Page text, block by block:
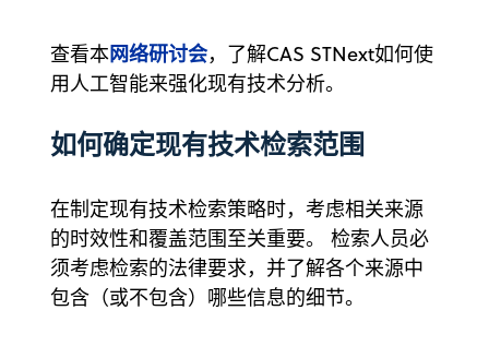
查看本网络研讨会，了解CAS STNext如何使
用人工智能来强化现有技术分析。
如何确定现有技术检索范围
在制定现有技术检索策略时，考虑相关来源
的时效性和覆盖范围至关重要。 检索人员必
须考虑检索的法律要求，并了解各个来源中
包含（或不包含）哪些信息的细节。